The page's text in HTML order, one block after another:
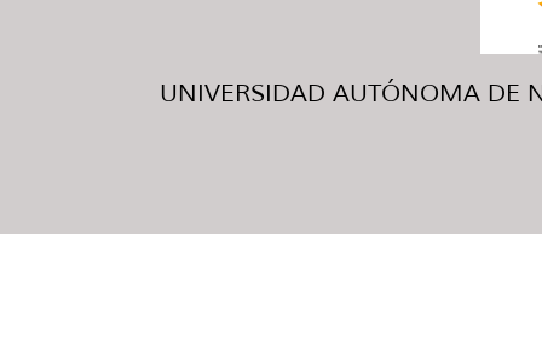
UNIVERSIDAD AUTÓNOMA DE